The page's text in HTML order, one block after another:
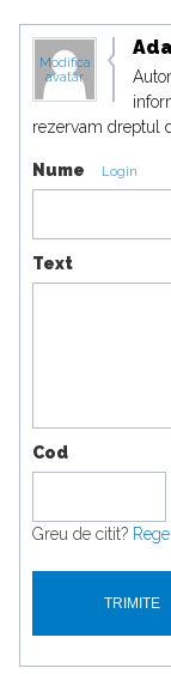
Modifica
avatar
rezervam dreptul
Nume Login
Text
Cod
Greu de citit?